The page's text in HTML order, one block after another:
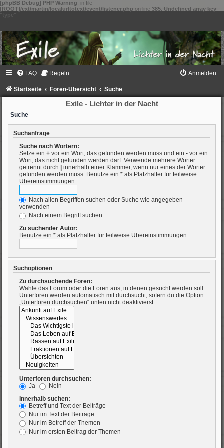
[phpBB Debug] PHP Warning: in file
[ROOT]/ext/martin/localurltotext/event/listener.php on line 385: Undefined array key
FAQ Regeln Anmelden
Startseite Foren-Übersicht Suche
Exile - Lichter in der Nacht
Suche
Suchanfrage
Suche nach Wörtern:
Setze ein + vor ein Wort, das gefunden werden muss und ein - vor ein
Wort, das nicht gefunden werden darf. Verwende mehrere Wörter
getrennt durch
innerhalb einer Klammer, wenn nur eines der Wörter
gefunden werden muss. Benutze ein * als Platzhalter für teilweise
Übereinstimmungen.
Nach allen Begriffen suchen oder Suche wie angegeben
verwenden
Nach einem Begriff suchen
Zu suchender Autor:
Benutze ein * als Platzhalter für teilweise Übereinstimmungen.
Suchoptionen
Zu durchsuchende Foren:
Wähle das Forum oder die Foren aus, in denen gesucht werden soll.
Unterforen werden automatisch mit durchsucht, sofern du die Option
„Unterforen durchsuchen“ unten nicht deaktivierst.
Unterforen durchsuchen:
Ja
Nein
Innerhalb suchen:
Betreff und Text der Beiträge
Nur im Text der Beiträge
Nur im Betreff der Themen
Nur im ersten Beitrag der Themen